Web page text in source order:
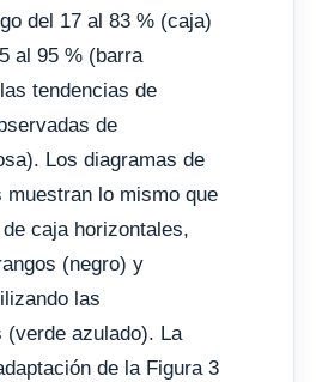
del 17 al 83 % (caja)
al 95 % (barra
tendencias de
de
Los diagramas de
lo mismo que
caja horizontales,
(negro) y
las
(verde azulado). La
de la Figura 3